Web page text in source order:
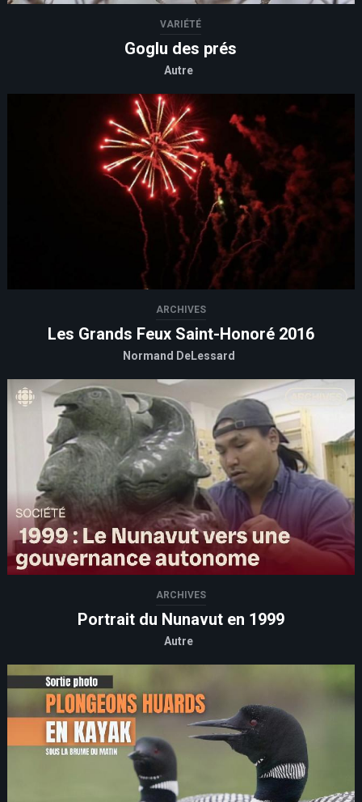
VARIÉTÉ
Goglu des prés
Autre
ARCHIVES
Les Grands Feux Saint-Honoré 2016
Normand DeLessard
ARCHIVES
Portrait du Nunavut en 1999
Autre